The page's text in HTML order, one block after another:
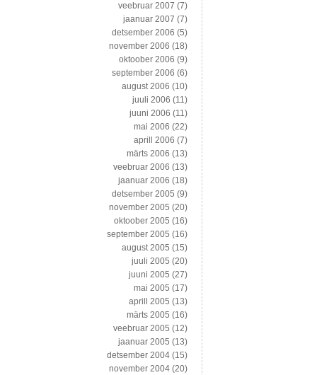
veebruar 2007 (7)
jaanuar 2007 (7)
detsember 2006 (5)
november 2006 (18)
oktoober 2006 (9)
september 2006 (6)
august 2006 (10)
juuli 2006 (11)
juuni 2006 (11)
mai 2006 (22)
aprill 2006 (7)
märts 2006 (13)
veebruar 2006 (13)
jaanuar 2006 (18)
detsember 2005 (9)
november 2005 (20)
oktoober 2005 (16)
september 2005 (16)
august 2005 (15)
juuli 2005 (20)
juuni 2005 (27)
mai 2005 (17)
aprill 2005 (13)
märts 2005 (16)
veebruar 2005 (12)
jaanuar 2005 (13)
detsember 2004 (15)
november 2004 (20)